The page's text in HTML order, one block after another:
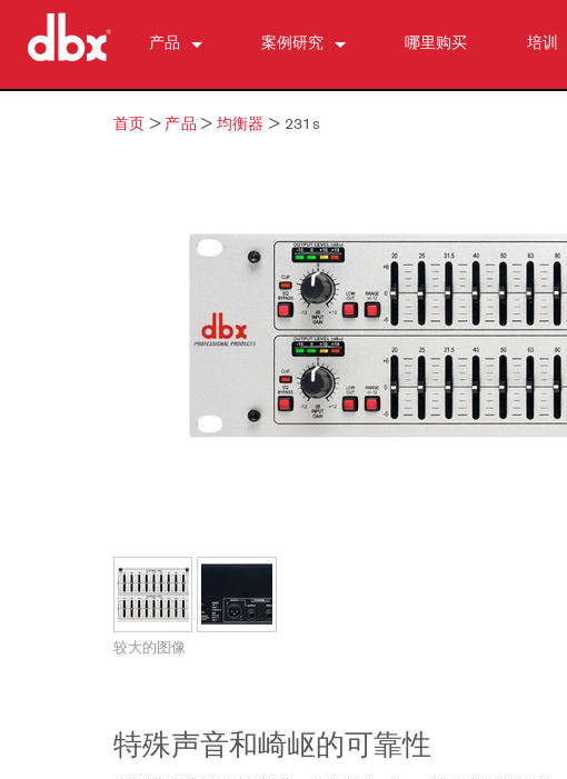
产品
560A
580
TR1616
PS6
ZonePRO
1260
1261
1260 m
1261 米
640
641
640 m
区域控制器 （我们的）
ZC-鲍勃 ·
ZC 火
ZC1
ZC2 级
ZC3
ZC4
AFS2
DriveRack 260
iEQ15
iEQ31
麦克风前置放大器 286s
676
580
166xs
266xs
560A
223s
223xs
均衡器
131s
2231
RTA-M
CT-2
案例研究 哪里购买 培训
首页 >产品 > 均衡器 > 231s
较大的图像
特殊声音和崎岖的可靠性